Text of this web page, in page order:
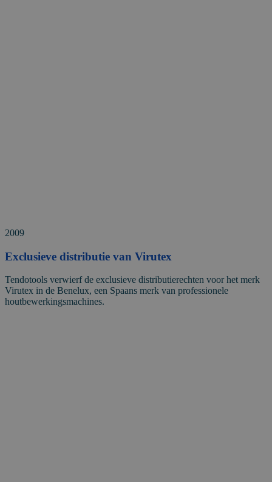
2009
Exclusieve distributie van Virutex
Tendotools verwierf de exclusieve distributierechten voor het merk
Virutex in de Benelux, een Spaans merk van professionele
houtbewerkingsmachines.